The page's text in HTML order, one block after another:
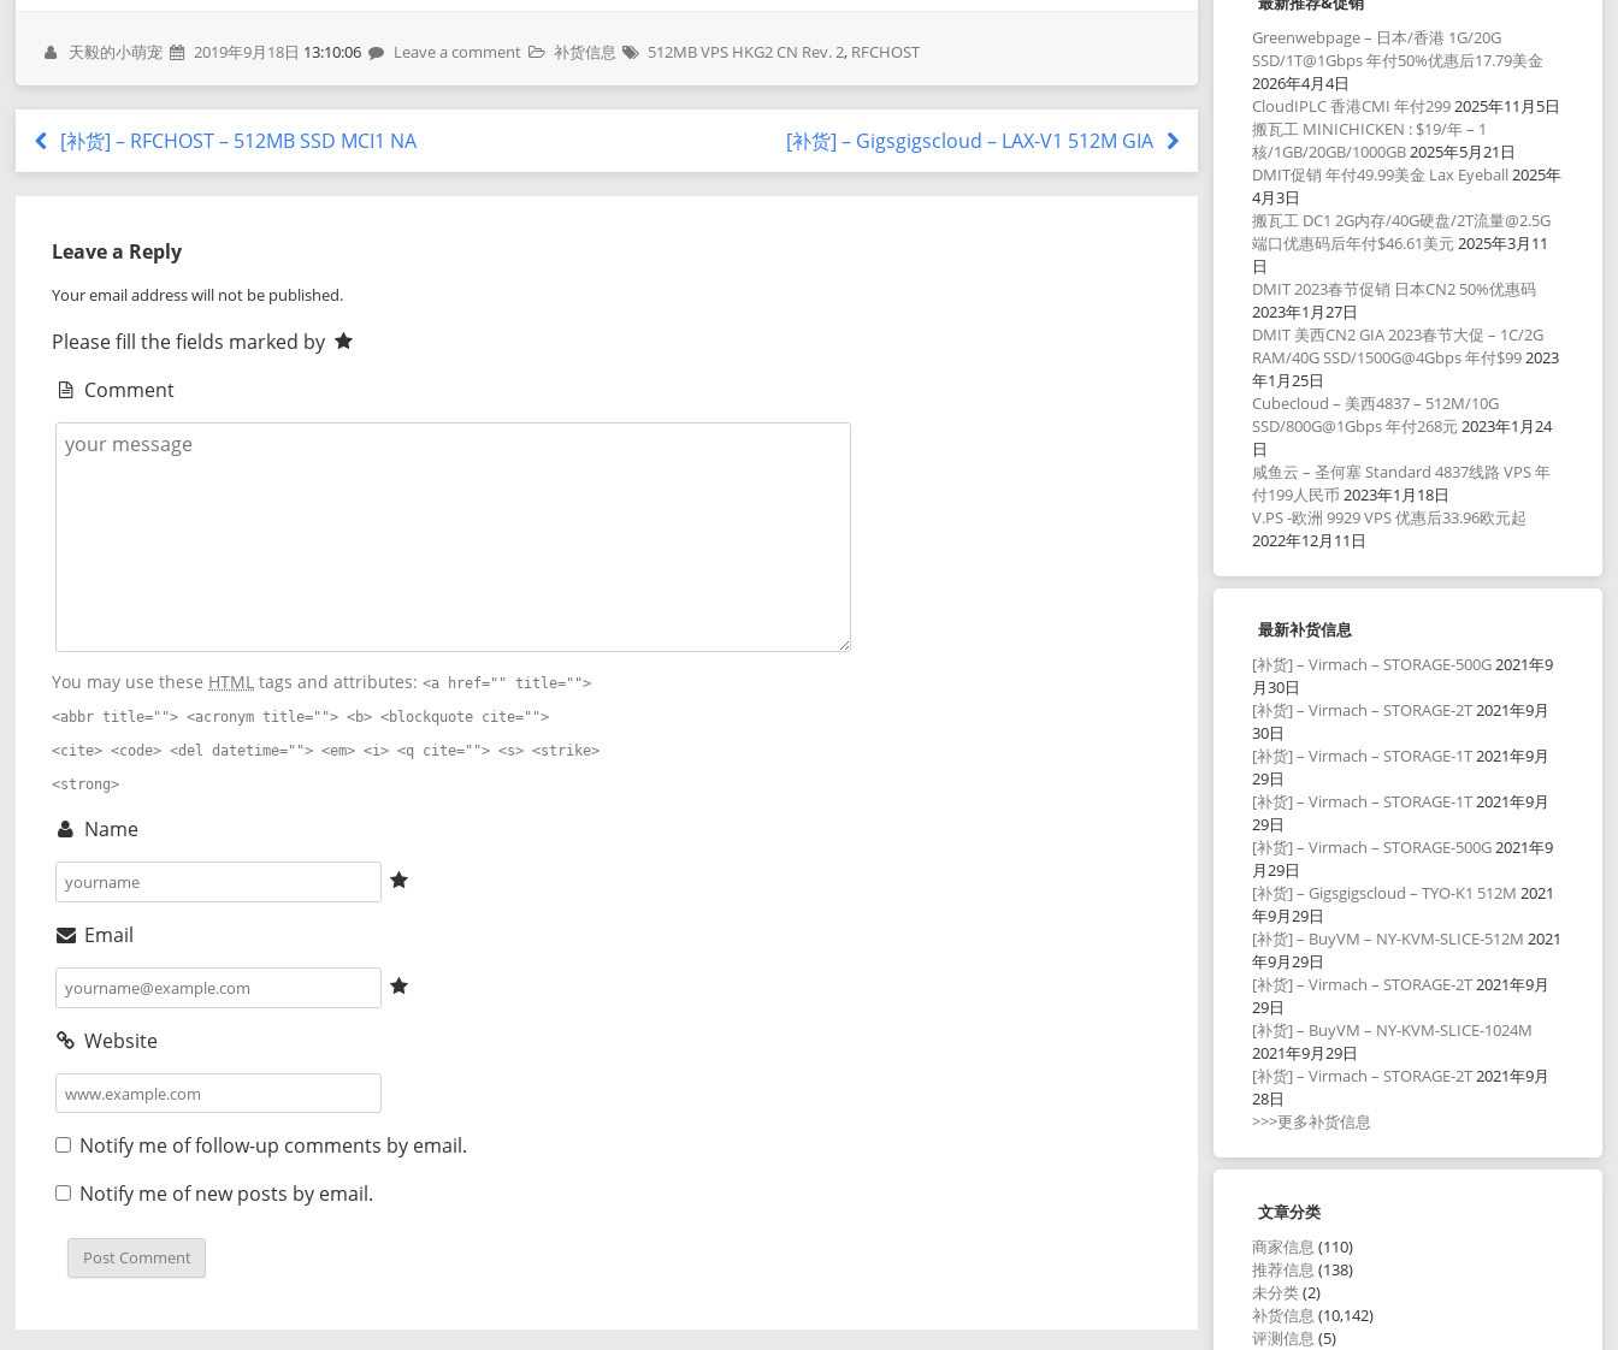
天毅的小萌宠 2019年9月18日 13:10:06 Leave a comment 补货信息 512MB VPS HKG2 CN Rev. 2, RFCHOST
[补货] – RFCHOST – 512MB SSD MCI1 NA [补货] – Gigsgigscloud – LAX-V1 512M GIA
Leave a Reply
Your email address will not be published.
Please fill the fields marked by
Comment
You may use these HTML tags and attributes:<a href="" title="">
<abbr title=""> <acronym title=""> <b> <blockquote cite="">
<cite> <code> <del datetime=""> <em> <i> <q cite=""> <s> <strike>
<strong>
Name
Email
Website
Notify me of follow-up comments by email.
Notify me of new posts by email.
Greenwebpage – 日本/香港 1G/20G
SSD/1T@1Gbps 年付50%优惠后17.79美金
2026年4月4日
CloudIPLC 香港CMI 年付2992025年11月5日
搬瓦工 MINICHICKEN : $19/年 – 1
核/1GB/20GB/1000GB2025年5月21日
DMIT促销 年付49.99美金 Lax Eyeball 2025年
4月3日
搬瓦工 DC1 2G内存/40G硬盘/2T流量@2.5G
端口优惠码后年付$46.61美元2025年3月11
日
DMIT 2023春节促销 日本CN2 50%优惠码
2023年1月27日
DMIT 美西CN2 GIA 2023春节大促 – 1C/2G
RAM/40G SSD/1500G@4Gbps 年付$992023
年1月25日
Cubecloud – 美西4837 – 512M/10G
SSD/800G@1Gbps 年付268元2023年1月24
日
咸鱼云 – 圣何塞 Standard 4837线路 VPS 年
付199人民币 2023年1月18日
V.PS -欧洲 9929 VPS 优惠后33.96欧元起
2022年12月11日
最新补货信息
[补货] – Virmach – STORAGE-500G2021年9
月30日
[补货] – Virmach – STORAGE-2T2021年9月
30日
[补货] – Virmach – STORAGE-1T2021年9月
29日
[补货] – Virmach – STORAGE-1T2021年9月
29日
[补货] – Virmach – STORAGE-500G2021年9
月29日
[补货] – Gigsgigscloud – TYO-K1 512M 2021
年9月29日
[补货] – BuyVM – NY-KVM-SLICE-512M 2021
年9月29日
[补货] – Virmach – STORAGE-2T2021年9月
29日
[补货] – BuyVM – NY-KVM-SLICE-1024M
2021年9月29日
[补货] – Virmach – STORAGE-2T2021年9月
28日
>>>更多补货信息
文章分类
商家信息 (110)
推荐信息 (138)
未分类(2)
补货信息 (10,142)
评测信息 (5)